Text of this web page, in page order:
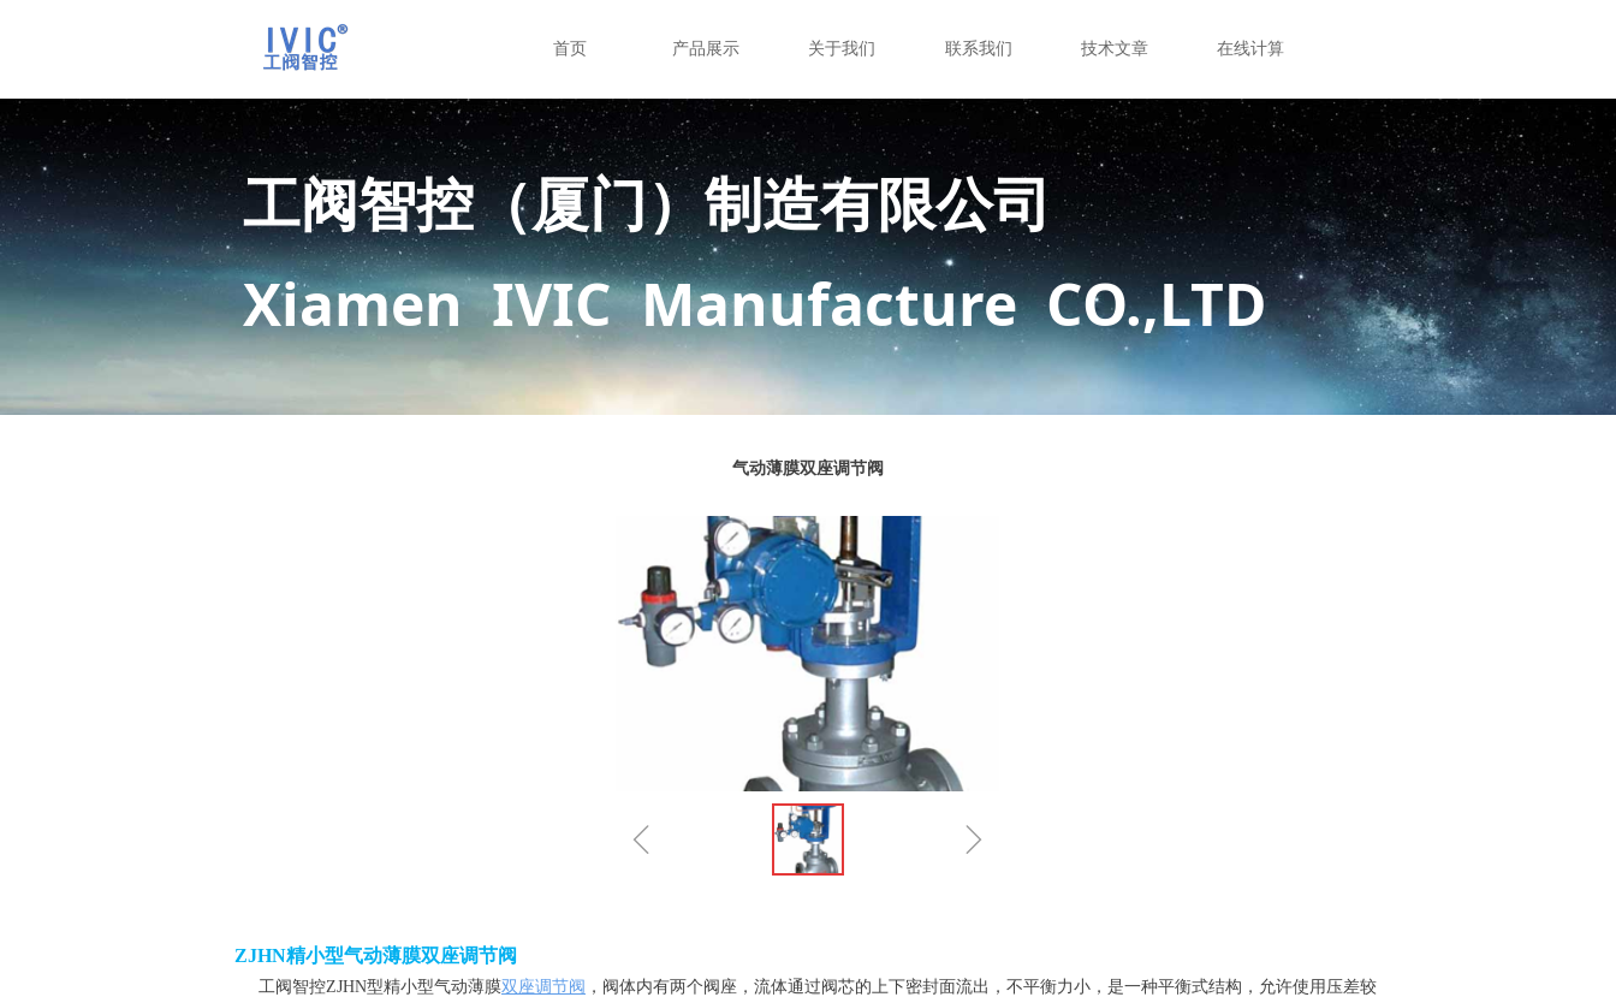
首页 产品展示 关于我们 联系我们 技术文章 在线计算
工阀智控（厦门）制造有限公司
Xiamen IVIC Manufacture CO.,LTD
气动薄膜双座调节阀
ꁆ ꁇ
ZJHN精小型气动薄膜双座调节阀
工阀智控ZJHN型精小型气动薄膜双座调节阀 ，阀体内有两个阀座，流体通过阀芯的上下密封面流出，不平衡力小，是一种平衡式结构，允许使用压差较